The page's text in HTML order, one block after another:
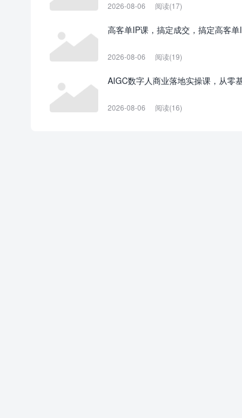
2026-08-06 阅读(17)
高客单IP课，搞定成交，搞定高客
2026-08-06 阅读(19)
AIGC数字人商业落地实操课，从零
2026-08-06 阅读(16)